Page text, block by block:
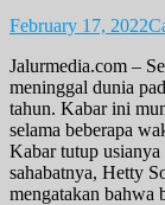
February 17, 2022
Jalurmedia.com –
meninggal dunia
tahun. Kabar ini
selama beberapa
Kabar tutup
sahabatnya, Hetty
mengatakan